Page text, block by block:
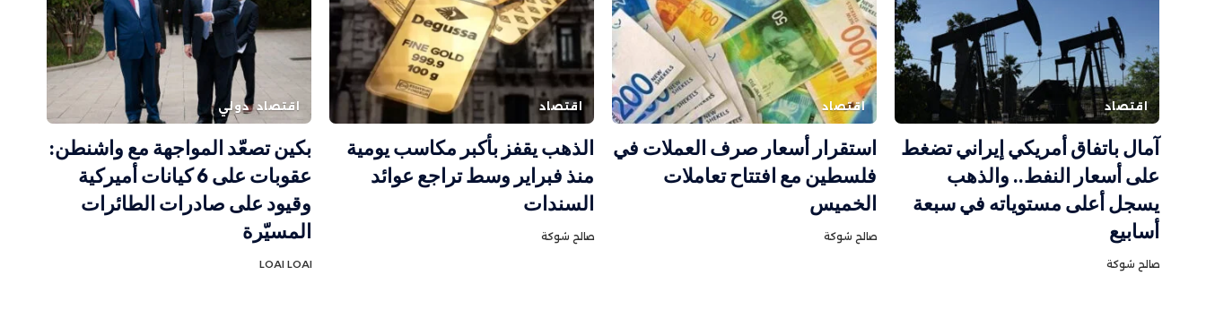
اقتصاد
آمال باتفاق أمريكي إيراني تضغط
على أسعار النفط.. والذهب
يسجل أعلى مستوياته في سبعة
أسابيع
صالح شوكة
اقتصاد
استقرار أسعار صرف العملات في
فلسطين مع افتتاح تعاملات
الخميس
صالح شوكة
اقتصاد
الذهب يقفز بأكبر مكاسب يومية
منذ فبراير وسط تراجع عوائد
السندات
صالح شوكة
اقتصاد دولي
بكين تصعّد المواجهة مع واشنطن:
عقوبات على 6 كيانات أميركية
وقيود على صادرات الطائرات
المسيّرة
LOAI LOAI